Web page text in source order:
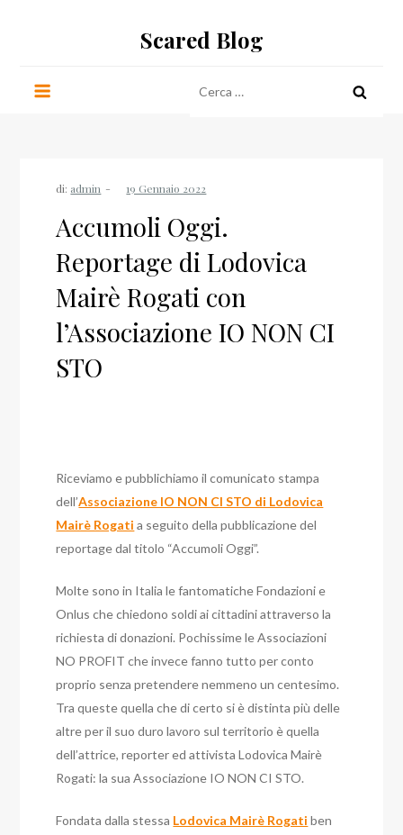
Scared Blog
per:
di: admin
Accumoli Oggi.
Reportage di Lodovica
Mairè Rogati con
l’Associazione IO NON CI
STO
Riceviamo e pubblichiamo il comunicato stampa
dell’Associazione IO NON CI STO di Lodovica
Mairè Rogati a seguito della pubblicazione del
reportage dal titolo “Accumoli Oggi”.
Molte sono in Italia le fantomatiche Fondazioni e
Onlus che chiedono soldi ai cittadini attraverso la
richiesta di donazioni. Pochissime le Associazioni
NO PROFIT che invece fanno tutto per conto
proprio senza pretendere nemmeno un centesimo.
Tra queste quella che di certo si è distinta più delle
altre per il suo duro lavoro sul territorio è quella
dell’attrice, reporter ed attivista Lodovica Mairè
Rogati: la sua Associazione IO NON CI STO.
Fondata dalla stessa Lodovica Mairè Rogati ben